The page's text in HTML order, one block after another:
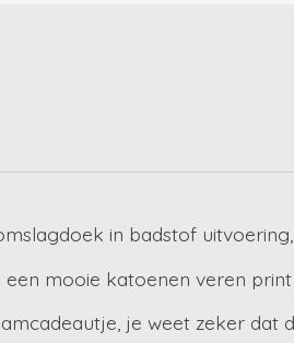
in badstof
mooie katoenen veren
je weet zeker dat